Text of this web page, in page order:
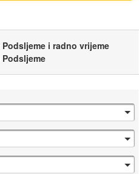
Podsljeme i radno vrijeme
Podsljeme